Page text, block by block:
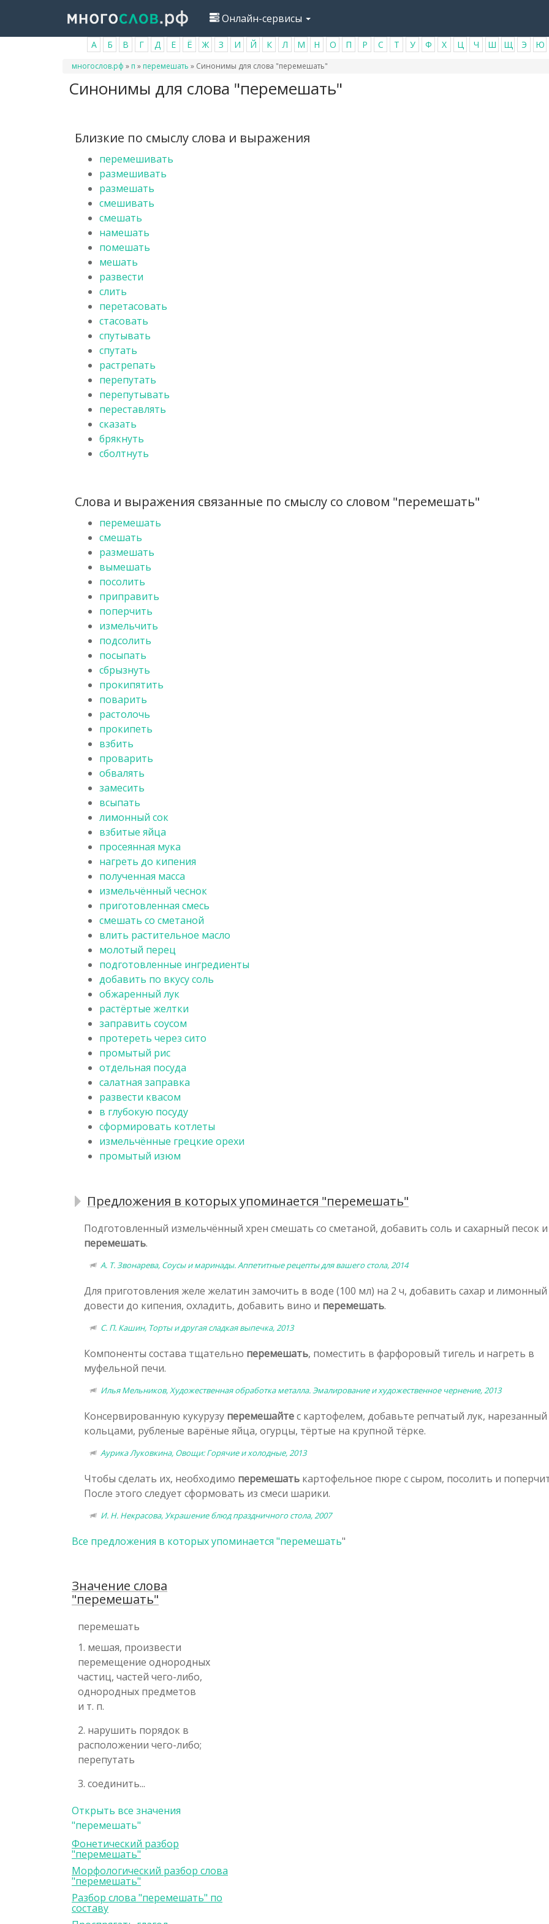
основному
Онлайн-сервисы
А Б В Г Д Е Ё Ж З И Й К Л М Н О П Р С Т У Ф Х Ц Ч Ш Щ Э Ю
Вы
многослов.рф » п » перемешать » Синонимы для слова "перемешать"
Синонимы для слова "перемешать"
Близкие по смыслу слова и выражения
перемешивать
размешивать
размешать
смешивать
смешать
намешать
помешать
мешать
развести
слить
перетасовать
стасовать
спутывать
спутать
растрепать
перепутать
перепутывать
переставлять
сказать
брякнуть
сболтнуть
Слова и выражения связанные по смыслу со словом "перемешать"
перемешать
смешать
размешать
вымешать
посолить
приправить
поперчить
измельчить
подсолить
посыпать
сбрызнуть
прокипятить
поварить
растолочь
прокипеть
взбить
проварить
обвалять
замесить
всыпать
лимонный сок
взбитые яйца
просеянная мука
нагреть до кипения
полученная масса
измельчённый чеснок
приготовленная смесь
смешать со сметаной
влить растительное масло
молотый перец
подготовленные ингредиенты
добавить по вкусу соль
обжаренный лук
растёртые желтки
заправить соусом
протереть через сито
промытый рис
отдельная посуда
салатная заправка
развести квасом
в глубокую посуду
сформировать котлеты
измельчённые грецкие орехи
промытый изюм
Предложения в которых упоминается "перемешать"
Подготовленный измельчённый хрен смешать со сметаной, добавить соль и сахарный песок и
перемешать.
А. Т. Звонарева, Соусы и маринады. Аппетитные рецепты для вашего стола, 2014
Для приготовления желе желатин замочить в воде (100 мл) на 2 ч, добавить сахар и лимонный
довести до кипения, охладить, добавить вино и перемешать.
С. П. Кашин, Торты и другая сладкая выпечка, 2013
Компоненты состава тщательно перемешать, поместить в фарфоровый тигель и нагреть в
муфельной печи.
Илья Мельников, Художественная обработка металла. Эмалирование и художественное чернение, 2013
Консервированную кукурузу перемешайтес картофелем, добавьте репчатый лук, нарезанный
кольцами, рубленые варёные яйца, огурцы, тёртые на крупной тёрке.
Аурика Луковкина, Овощи: Горячие и холодные, 2013
Чтобы сделать их, необходимо перемешать картофельное пюре с сыром, посолить и
После этого следует сформовать из смеси шарики.
И. Н. Некрасова, Украшение блюд праздничного стола, 2007
Все предложения в которых упоминается "перемешать"
Значение слова
"перемешать"
перемешать
1. мешая, произвести
перемещение однородных
частиц, частей чего-либо,
однородных предметов
и т. п.
2. нарушить порядок в
расположении чего-либо;
перепутать
3. соединить...
Открыть все значения
"перемешать"
Фонетический разбор
"перемешать"
Морфологический разбор слова
"перемешать"
Разбор слова "перемешать" по
составу